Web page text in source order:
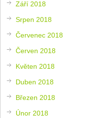
Září 2018
Srpen 2018
Červenec 2018
Červen 2018
Květen 2018
Duben 2018
Březen 2018
Únor 2018